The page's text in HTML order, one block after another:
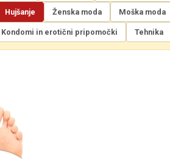
Hujšanje Ženska moda Moška moda
Kondomi in erotični pripomočki Tehnika